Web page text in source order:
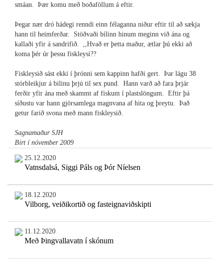
smáan. Þær komu með boðaföllum á eftir.
Þegar nær dró hádegi renndi einn félaganna niður eftir til að sækja
hann til heimferðar. Stöðvaði bílinn hinum meginn við ána og
kallaði yfir á sandrifið. ,,Hvað er þetta maður, ætlar þú ekki að
koma þér úr þessu fiskleysi??
Fiskleysið sást ekki í þrónni sem kappinn hafði gert. Þar lágu 38
stórbleikjur á bilinu þrjú til sex pund. Hann varð að fara þrjár
ferðir yfir ána með skammt af fiskum í plastslöngum. Eftir þá
síðustu var hann gjörsamlega magnvana af hita og þreytu. Það
getur farið svona með mann fiskleysið.
Sagnamaður SJH
Birt í nóvember 2009
25.12.2020
Vatnsdalsá, Siggi Páls og Þór Níelsen
18.12.2020
Vilborg, veiðikortið og fasteignaviðskipti
11.12.2020
Með Þingvallavatn í skónum